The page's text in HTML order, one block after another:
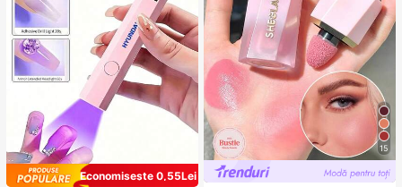
Economisește 0,55Lei
15